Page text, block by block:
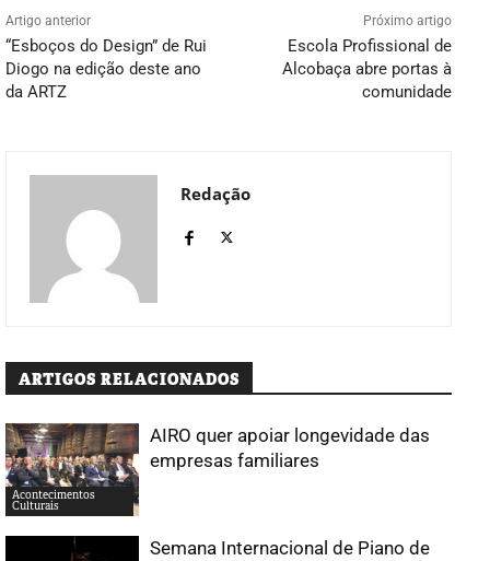
Artigo anterior
“Esboços do Design” de Rui
Diogo na edição deste ano
da ARTZ
Próximo artigo
Escola Profissional de
Alcobaça abre portas à
comunidade
Redação
ARTIGOS RELACIONADOS
Acontecimentos
Culturais
AIRO quer apoiar longevidade das
empresas familiares
Semana Internacional de Piano de